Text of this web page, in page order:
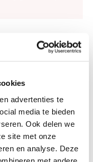
advertenties te
media te bieden
Ook delen we
site met onze
en analyse. Deze
met andere
mogelijk om in de
View!
niet retour!
kan altijd